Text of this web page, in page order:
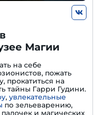
Магии
на себе
пожать
прокатиться на
тайны Гарри Гудини.
, увлекательные
по зельеварению,
и магических